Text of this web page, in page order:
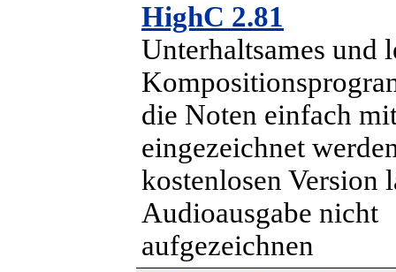
HighC 2.81
Unterhaltsames und
die Noten einfach
eingezeichnet
kostenlosen Version
Audioausgabe nicht
aufgezeichnen